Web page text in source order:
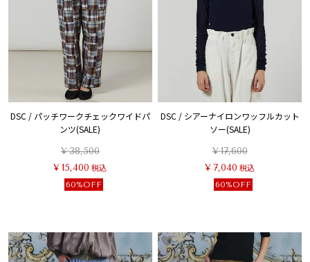
DSC / パッチワークチェックワイドパ
ンツ(SALE)
¥38,500
¥ 15,400 税込
60%OFF
DSC / シアーナイロンワッフルカット
ソー(SALE)
¥17,600
¥7,040 税込
60%OFF